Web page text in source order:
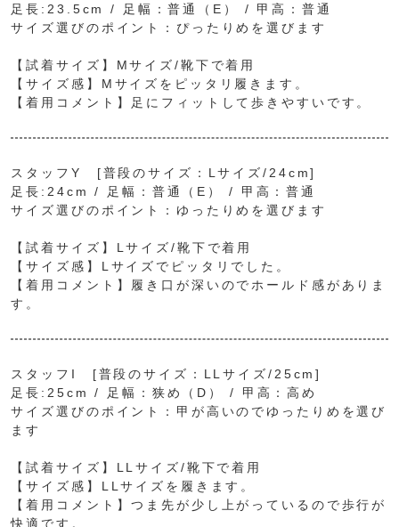
足長:23.5cm / 足幅：普通（E） / 甲高：普通
サイズ選びのポイント：ぴったりめを選びます
【試着サイズ】Mサイズ/靴下で着用
【サイズ感】Mサイズをピッタリ履きます。
【着用コメント】足にフィットして歩きやすいです。
スタッフY [普段のサイズ：Lサイズ/24cm]
足長:24cm / 足幅：普通（E） / 甲高：普通
サイズ選びのポイント：ゆったりめを選びます
【試着サイズ】Lサイズ/靴下で着用
【サイズ感】Lサイズでピッタリでした。
【着用コメント】履き口が深いのでホールド感がありま
す。
スタッフI [普段のサイズ：LLサイズ/25cm]
足長:25cm / 足幅：狭め（D） / 甲高：高め
サイズ選びのポイント：甲が高いのでゆったりめを選び
ます
【試着サイズ】LLサイズ/靴下で着用
【サイズ感】LLサイズを履きます。
【着用コメント】つま先が少し上がっているので歩行が
快適です。